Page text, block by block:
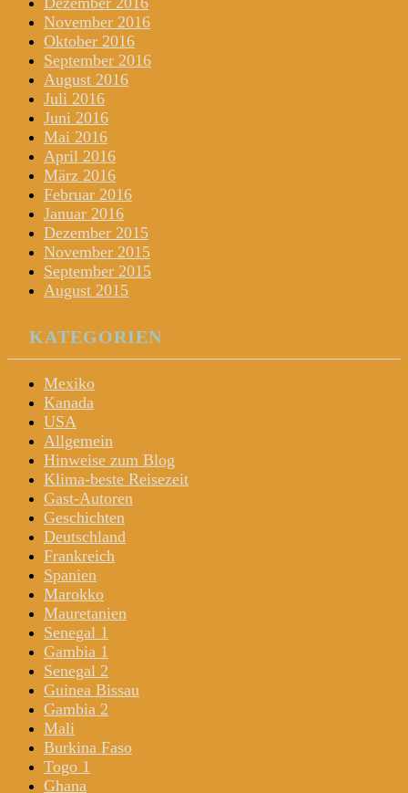
November 2016
Oktober 2016
September 2016
August 2016
Juli 2016
Juni 2016
Mai 2016
April 2016
März 2016
Februar 2016
Januar 2016
Dezember 2015
November 2015
September 2015
August 2015
KATEGORIEN
Mexiko
Kanada
USA
Allgemein
Hinweise zum Blog
Klima-beste Reisezeit
Gast-Autoren
Geschichten
Deutschland
Frankreich
Spanien
Marokko
Mauretanien
Senegal 1
Gambia 1
Senegal 2
Guinea Bissau
Gambia 2
Mali
Burkina Faso
Togo 1
Ghana